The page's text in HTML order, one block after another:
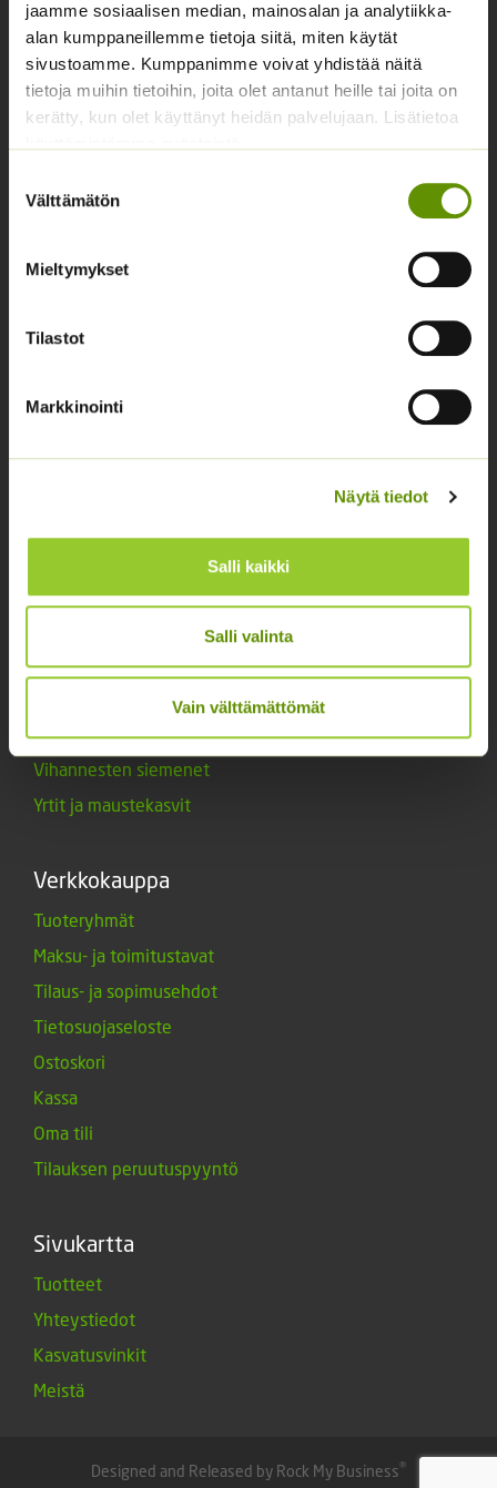
jaamme sosiaalisen median, mainosalan ja analytiikka-
alan kumppaneillemme tietoja siitä, miten käytät
sivustoamme. Kumppanimme voivat yhdistää näitä
tietoja muihin tietoihin, joita olet antanut heille tai joita on
kerätty, kun olet käyttänyt heidän palvelujaan. Lisätietoa
valinta
Välttämätön
Mieltymykset
Tilastot
Markkinointi
Näytä tiedot
Salli kaikki
Salli valinta
Vain välttämättömät
Asiakaspalvelu avoinna arkisin klo 10-17
02 631 9700
info@siemenvesa.fi
Noutopiste avoinna sopimuksen mukaan ja arkisin 10-
Facebook
Instagram
Tuoteryhmät
Kukkasipulit
Muut siemenet
Siemenperunat
Triumph-tulppaanit
Vihannesten siemenet
Yrtit ja maustekasvit
Verkkokauppa
Tuoteryhmät
Maksu- ja toimitustavat
Tilaus- ja sopimusehdot
Tietosuojaseloste
Ostoskori
Kassa
Oma tili
Tilauksen peruutuspyyntö
Sivukartta
Tuotteet
Yhteystiedot
Kasvatusvinkit
Meistä
Designed and Released by Rock My Business®